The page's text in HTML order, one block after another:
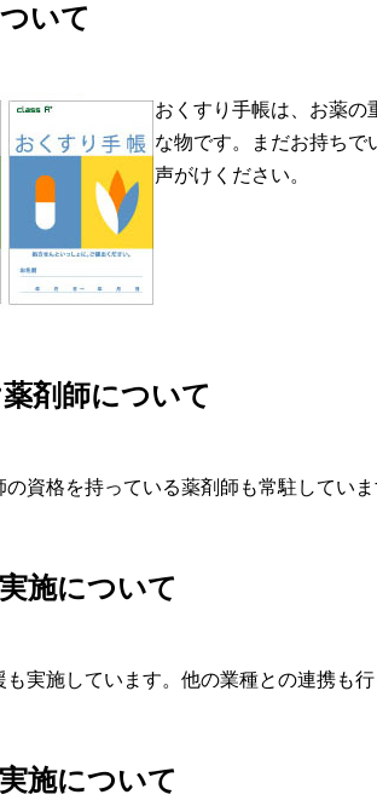
いて
おくすり手帳は、お薬の
な物です。まだお持ちで
声がけください。
剤師について
資格を持っている薬剤師も常駐していま
施について
実施しています。他の業種との連携も行
施について